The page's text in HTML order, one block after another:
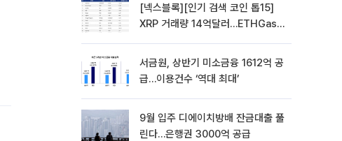
[넥스블록][인기 검색 코인 톱15]
XRP 거래량 14억달러…ETHGas
서금원, 상반기 미소금융 1612억 공
급…이용건수 ‘역대 최대’
9월 입주 디에이치방배 잔금대출 풀
린다…은행권 3000억 공급